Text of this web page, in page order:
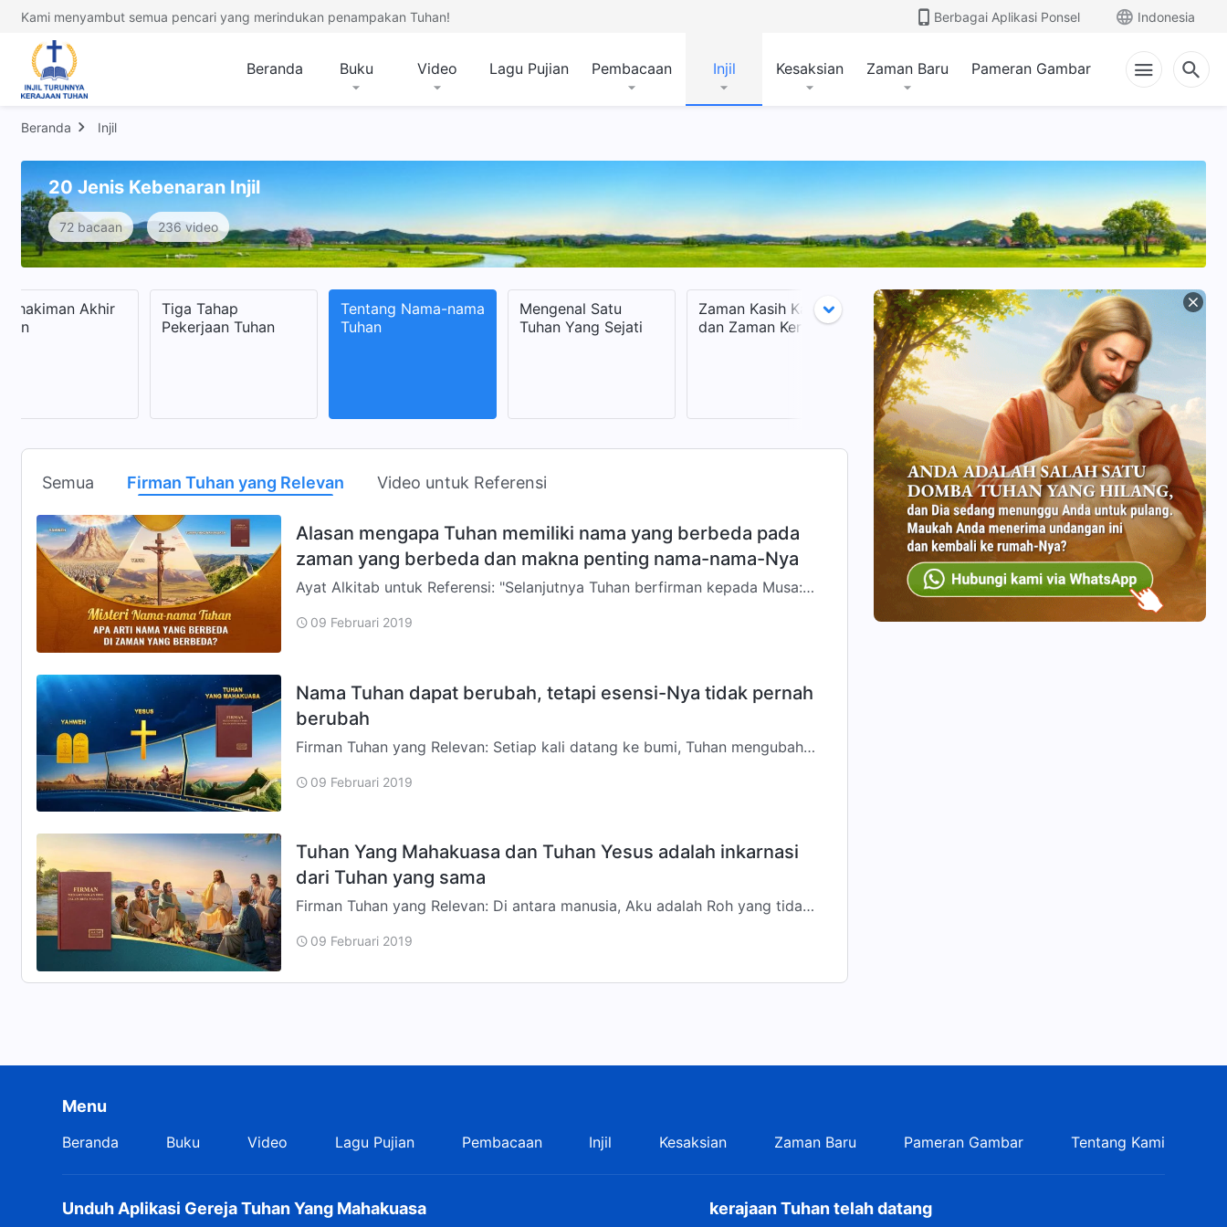
Kami menyambut semua pencari yang merindukan penampakan Tuhan! Berbagai Aplikasi Ponsel Indonesia
Beranda Buku Video Lagu Pujian Pembacaan Injil Kesaksian Zaman Baru Pameran Gambar
Beranda Injil
20 Jenis Kebenaran Injil
72 bacaan 236 video
Akhir
Tiga Tahap
Pekerjaan Tuhan
Tentang Nama-nama
Tuhan
Mengenal Satu
Tuhan Yang Sejati
Zaman Kasih Karunia
dan Zaman Kerajaan
Mengenal Kristus
Pekerjaan Tuhan dan
Pekerjaan Manusia
Semua Firman Tuhan yang Relevan Video untuk Referensi
Alasan mengapa Tuhan memiliki nama yang berbeda pada
zaman yang berbeda dan makna penting nama-nama-Nya
Ayat Alkitab untuk Referensi: "Selanjutnya Tuhan berfirman kepada Musa:
nene…
09 Februari 2019
Nama Tuhan dapat berubah, tetapi esensi-Nya tidak pernah
berubah
Firman Tuhan yang Relevan: Setiap kali datang ke bumi, Tuhan mengubah
mengulangi pekerj…
09 Februari 2019
Tuhan Yang Mahakuasa dan Tuhan Yesus adalah inkarnasi
dari Tuhan yang sama
Firman Tuhan yang Relevan: Di antara manusia, Aku adalah Roh yang tidak
tahap pe…
09 Februari 2019
Menu
Beranda Buku Video Lagu Pujian Pembacaan Injil Kesaksian Zaman Baru Pameran Gambar Tentang Kami
Unduh Aplikasi Gereja Tuhan Yang Mahakuasa kerajaan Tuhan telah datang